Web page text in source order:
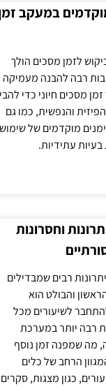
במעקב
לזמן מסכים הולך
רבה להבנה מעמיקה
מסכים חיוני כדי
והנפשית, כמו גם
מוקדמים של שימוש
עתידיות.
וחסרונות
רבים שמבדילים
והבולט הוא
לשיעורים מכל
רבה יותר במערכת
מה שמפנה זמן נוסף
הרחב של כלים
כגון מצגות, סקרים